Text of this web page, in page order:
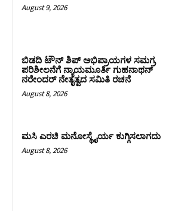
August 9, 2026
ಬಿಡದಿ ಟೌನ್ ಶಿಪ್ ಅಭಿಪ್ರಾಯಗಳ ಸಮಗ್ರ
ಪರಿಶೀಲನೆಗೆ ನ್ಯಾಯಮೂರ್ತಿ ಗುಹನಾಥನ್
ನರೇಂದರ್ ನೇತೃತ್ವದ ಸಮಿತಿ ರಚನೆ
August 8, 2026
ಮಸಿ ಎರಚಿ ಮನೋಸ್ಥೈರ್ಯ ಕುಗ್ಗಿಸಲಾಗದು
August 8, 2026